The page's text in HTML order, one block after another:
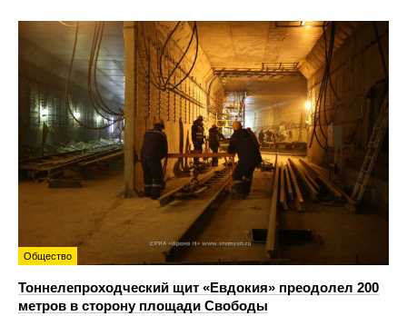
Общество
Тоннелепроходческий щит «Евдокия» преодолел 200
метров в сторону площади Свободы